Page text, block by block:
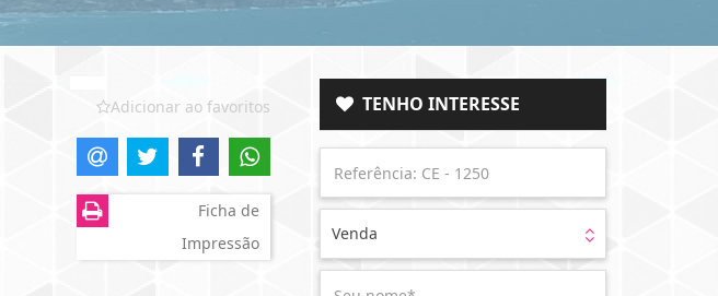
Adicionar ao favoritos
Ficha de
Impressão
TENHO INTERESSE
Venda